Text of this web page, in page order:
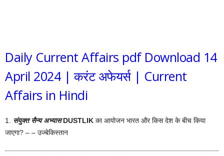
Daily Current Affairs pdf Download 14
April 2024 | करंट अफेयर्स | Current
Affairs in Hindi
1. संयुक्त सैन्य अभ्यास DUSTLIK का आयोजन भारत और किस देश के बीच किया
जाएगा? – – उज्बेकिस्तान